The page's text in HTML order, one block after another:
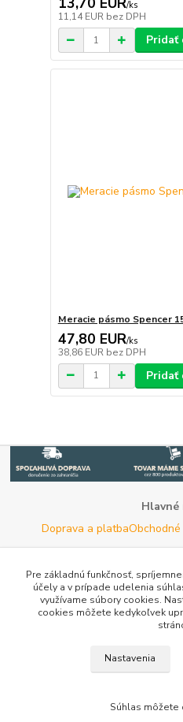
/ks
11,14 EUR bez DPH
Pridať
Meracie pásmo Spencer
47,80 EUR/ks
38,86 EUR bez DPH
Pridať
Hlavné
Doprava a platba
Potrebujete
Neváhajte nás
Tel:+420 722 744 267
Email:
Užitočné
E-les.cz - Zahradní technika
Porovnanie cien na
Pre základnú funkčnosť,
účely a v prípade udelenia
využívame súbory cookies.
cookies môžete kedykoľvek
Nastavenia
Súhlas